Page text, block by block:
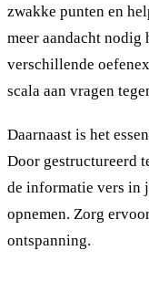
zwakke punten en
meer aandacht nodig
verschillende
scala aan vragen
Daarnaast is het
Door gestructureerd
de informatie vers in
opnemen. Zorg
ontspanning.